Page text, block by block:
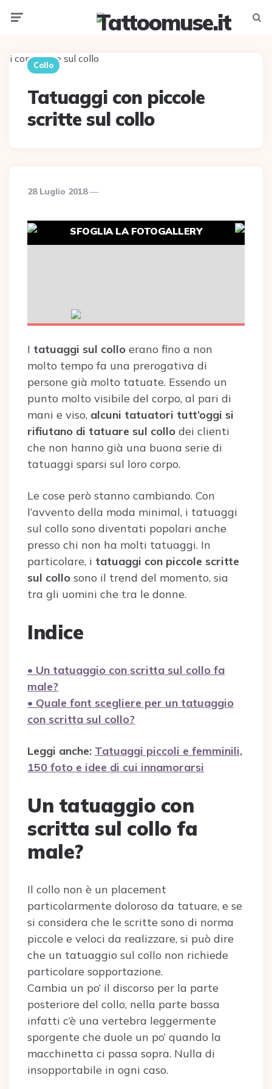
Collo
Tatuaggi con piccole
scritte sul collo
28 Luglio 2018
SFOGLIA LA FOTOGALLERY
I tatuaggi sul collo erano fino a non
molto tempo fa una prerogativa di
persone già molto tatuate. Essendo un
punto molto visibile del corpo, al pari di
mani e viso, alcuni tatuatori tutt’oggi si
rifiutano di tatuare sul collo dei clienti
che non hanno già una buona serie di
tatuaggi sparsi sul loro corpo.
Le cose però stanno cambiando. Con
l’avvento della moda minimal, i tatuaggi
sul collo sono diventati popolari anche
presso chi non ha molti tatuaggi. In
particolare, i tatuaggi con piccole scritte
sul collo sono il trend del momento, sia
tra gli uomini che tra le donne.
Indice
• Un tatuaggio con scritta sul collo fa
male?
• Quale font scegliere per un tatuaggio
con scritta sul collo?
Leggi anche: Tatuaggi piccoli e femminili,
150 foto e idee di cui innamorarsi
Un tatuaggio con
scritta sul collo fa
male?
Il collo non è un placement
particolarmente doloroso da tatuare, e se
si considera che le scritte sono di norma
piccole e veloci da realizzare, si può dire
che un tatuaggio sul collo non richiede
particolare sopportazione.
Cambia un po’ il discorso per la parte
posteriore del collo, nella parte bassa
infatti c’è una vertebra leggermente
sporgente che duole un po’ quando la
macchinetta ci passa sopra. Nulla di
insopportabile in ogni caso.